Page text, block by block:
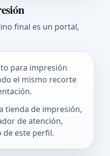
final es un portal,
para impresión
el mismo recorte
tienda de impresión,
de atención,
este perfil.